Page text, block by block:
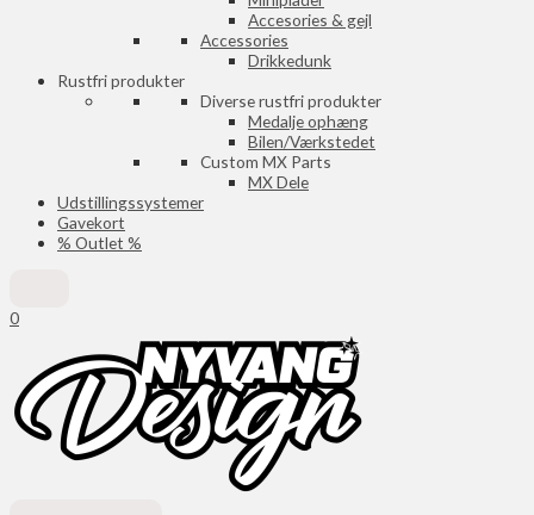
Accesories & gejl
Accessories
Drikkedunk
Rustfri produkter
Diverse rustfri produkter
Medalje ophæng
Bilen/Værkstedet
Custom MX Parts
MX Dele
Udstillingssystemer
Gavekort
% Outlet %
0